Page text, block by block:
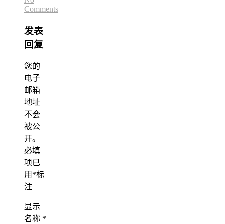
Comments
发表
回复
您的
电子
邮箱
地址
不会
被公
开。
必填
项已
用 *标
注
显示
名称 *